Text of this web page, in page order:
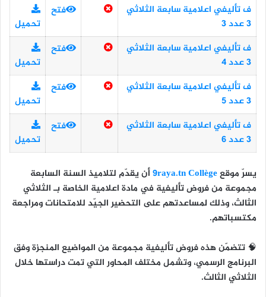
ف تأليفي اعلامية سابعة الثلاثي
3 عدد 3
فتح
تحميل
ف تأليفي اعلامية سابعة الثلاثي
3 عدد 4
فتح
تحميل
ف تأليفي اعلامية سابعة الثلاثي
3 عدد 5
فتح
تحميل
ف تأليفي اعلامية سابعة الثلاثي
3 عدد 6
فتح
تحميل
يسرّ موقع9raya.tn Collègeأن يقدّم لتلاميذ السنة السابعة
مجموعة منفروض تأليفية في مادة اعلامية الخاصة بـالثلاثي
الثالث، وذلك لمساعدتهم على التحضير الجيّد للامتحانات ومراجعة
مكتسباتهم.
🧠 تتضمّن هذه فروض تأليفية مجموعة من المواضيع المنجزة وفق
البرنامج الرسمي، وتشمل مختلف المحاور التي تمت دراستها خلال
الثلاثي الثالث.